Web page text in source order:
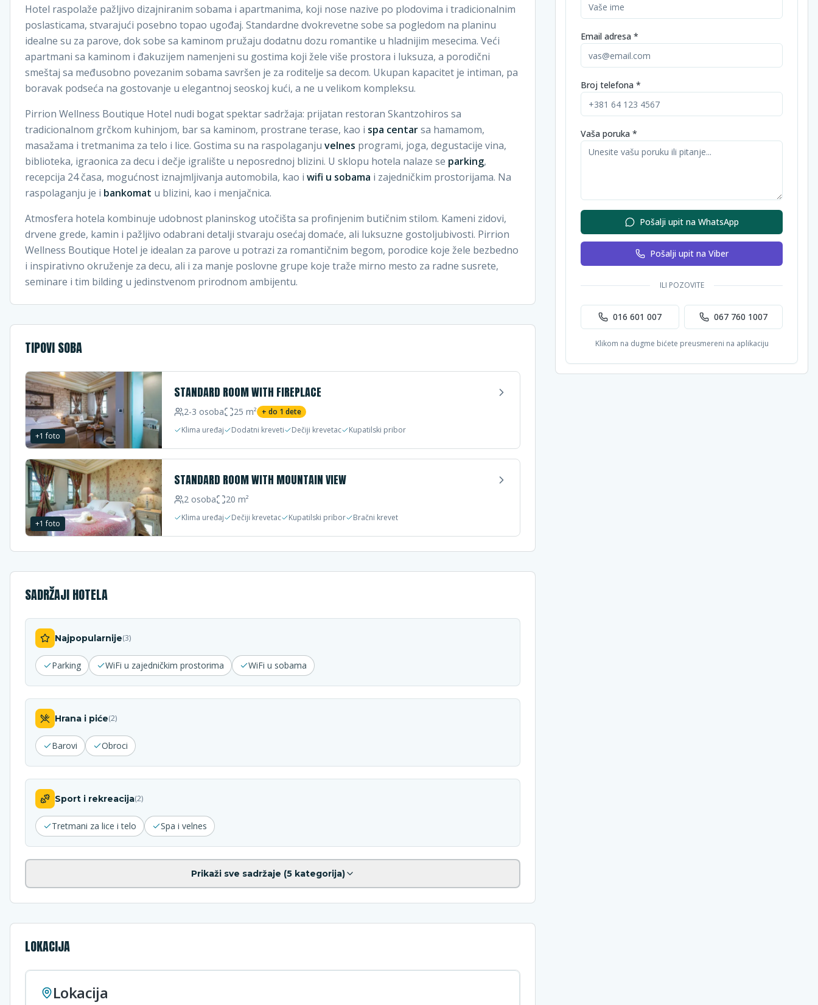
Hotel raspolaže pažljivo dizajniranim sobama i apartmanima, koji nose nazive po plodovima i tradicionalnim
poslasticama, stvarajući posebno topao ugođaj. Standardne dvokrevetne sobe sa pogledom na planinu
idealne su za parove, dok sobe sa kaminom pružaju dodatnu dozu romantike u hladnijim mesecima. Veći
apartmani sa kaminom i đakuzijem namenjeni su gostima koji žele više prostora i luksuza, a porodični
smeštaj sa međusobno povezanim sobama savršen je za roditelje sa decom. Ukupan kapacitet je intiman, pa
boravak podseća na gostovanje u elegantnoj seoskoj kući, a ne u velikom kompleksu.
Pirrion Wellness Boutique Hotel nudi bogat spektar sadržaja: prijatan restoran Skantzohiros sa
tradicionalnom grčkom kuhinjom, bar sa kaminom, prostrane terase, kao i spa centarsa hamamom,
masažama i tretmanima za telo i lice. Gostima su na raspolaganju velnes programi, joga, degustacije vina,
biblioteka, igraonica za decu i dečje igralište u neposrednoj blizini. U sklopu hotela nalaze se parking,
recepcija 24 časa, mogućnost iznajmljivanja automobila, kao i wifi u sobama i zajedničkim prostorijama. Na
raspolaganju je i bankomat u blizini, kao i menjačnica.
Atmosfera hotela kombinuje udobnost planinskog utočišta sa profinjenim butičnim stilom. Kameni zidovi,
drvene grede, kamin i pažljivo odabrani detalji stvaraju osećaj domaće, ali luksuzne gostoljubivosti. Pirrion
Wellness Boutique Hotel je idealan za parove u potrazi za romantičnim begom, porodice koje žele bezbedno
i inspirativno okruženje za decu, ali i za manje poslovne grupe koje traže mirno mesto za radne susrete,
seminare i tim bilding u jedinstvenom prirodnom ambijentu.
TIPOVI SOBA
+1 foto
STANDARD ROOM WITH FIREPLACE
2-3 osoba 25 m² + do 1 dete
Klima uređaj
Dodatni kreveti Dečiji krevetac Kupatilski pribor
+1 foto
STANDARD ROOM WITH MOUNTAIN VIEW
2 osoba 20 m²
Klima uređaj Dečiji krevetac Kupatilski pribor Bračni krevet
SADRŽAJI HOTELA
Najpopularnije(3)
Parking WiFi u zajedničkim prostorima WiFi u sobama
Hrana i piće(2)
Barovi Obroci
Sport i rekreacija(2)
Tretmani za lice i telo Spa i velnes
Prikaži sve sadržaje (5kategorija)
LOKACIJA
Lokacija
Email adresa *
Broj telefona *
Vaša poruka *
Pošalji upit na WhatsApp
Pošalji upit na Viber
ILI POZOVITE
016 601 007 067 760 1007
Klikom na dugme bićete preusmereni na aplikaciju